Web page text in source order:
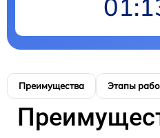
Преимущества Этапы